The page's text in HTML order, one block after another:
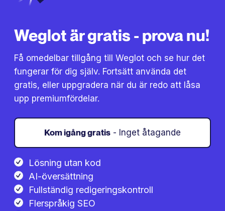
Weglot är gratis - prova nu!
Få omedelbar tillgång till Weglot och se hur det
fungerar för dig själv. Fortsätt använda det
gratis, eller uppgradera när du är redo att låsa
upp premiumfördelar.
Kom igång gratis - Inget åtagande
Lösning utan kod
AI-översättning
Fullständig redigeringskontroll
Flerspråkig SEO